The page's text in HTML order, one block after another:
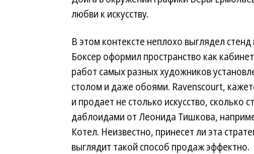
любви к искусству.
В этом контексте неплохо выглядел
Боксер оформил пространство как
работ самых разных художников
столом и даже обоями. Ravenscourt,
и продает не столько искусство, сколько
даблоидами от Леонида Тишкова,
Котел. Неизвестно, принесет ли эта
выглядит такой способ продаж эффектно.